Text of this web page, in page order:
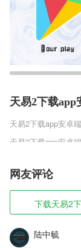
天易2下载app
天易2下载app安卓端
天易2下载app安卓
刀刀切割，精彩暴
彩的战斗。单职业
出、尽情战斗，享受
天易2下载app
1,提供在线办公功能
2,拥有课后习题，可
网友评论
下载天易2
陆中毓